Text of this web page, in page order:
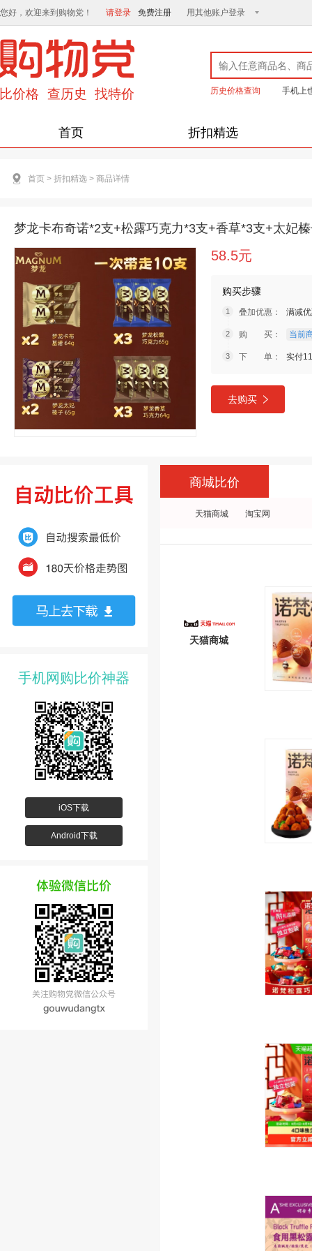
您好，欢迎来到购物党！ 请登录 免费注册 用其他账户登录
历史价格查询 手机上
首页 折扣精选
首页 > 折扣精选 > 商品详情
梦龙卡布奇诺*2支+松露巧克力*3支+香草*3支+太妃
58.5元
购买步骤
叠加优惠： 满减
购 买： 当前
下 单： 实付
去购买
手机网购比价神器
iOS下载
Android下载
商城比价
天猫商城 淘宝网
天猫商城